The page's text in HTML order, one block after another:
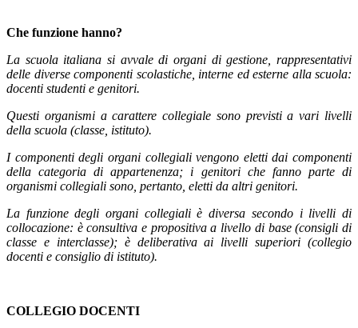
Che funzione hanno?
La scuola italiana si avvale di organi di gestione, rappresentativi
delle diverse componenti scolastiche, interne ed esterne alla scuola:
docenti studenti e genitori.
Questi organismi a carattere collegiale sono previsti a vari livelli
della scuola (classe, istituto).
I componenti degli organi collegiali vengono eletti dai componenti
della categoria di appartenenza; i genitori che fanno parte di
organismi collegiali sono, pertanto, eletti da altri genitori.
La funzione degli organi collegiali è diversa secondo i livelli di
collocazione: è consultiva e propositiva a livello di base (consigli di
classe e interclasse); è deliberativa ai livelli superiori (collegio
docenti e consiglio di istituto).
COLLEGIO DOCENTI